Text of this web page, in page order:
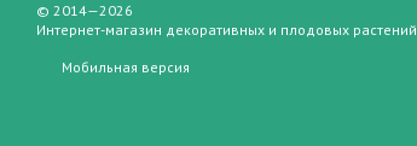
© 2014—2026
Интернет-магазин декоративных и плодовых растений
Мобильная версия